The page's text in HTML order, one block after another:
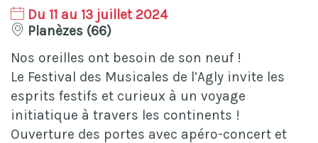
Du 11 au 13 juillet 2024
Planèzes (66)
Nos oreilles ont besoin de son neuf !
Le Festival des Musicales de l’Agly invite les
esprits festifs et curieux à un voyage
initiatique à travers les continents !
Ouverture des portes avec apéro-concert et